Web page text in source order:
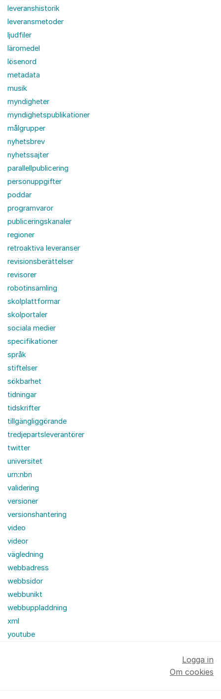
leveranshistorik
leveransmetoder
ljudfiler
läromedel
lösenord
metadata
musik
myndigheter
myndighetspublikationer
målgrupper
nyhetsbrev
nyhetssajter
parallellpublicering
personuppgifter
poddar
programvaror
publiceringskanaler
regioner
retroaktiva leveranser
revisionsberättelser
revisorer
robotinsamling
skolplattformar
skolportaler
sociala medier
specifikationer
språk
stiftelser
sökbarhet
tidningar
tidskrifter
tillgängliggörande
tredjepartsleverantörer
twitter
universitet
urn:nbn
validering
versioner
versionshantering
video
videor
vägledning
webbadress
webbsidor
webbunikt
webbuppladdning
xml
youtube
Logga in
Om cookies